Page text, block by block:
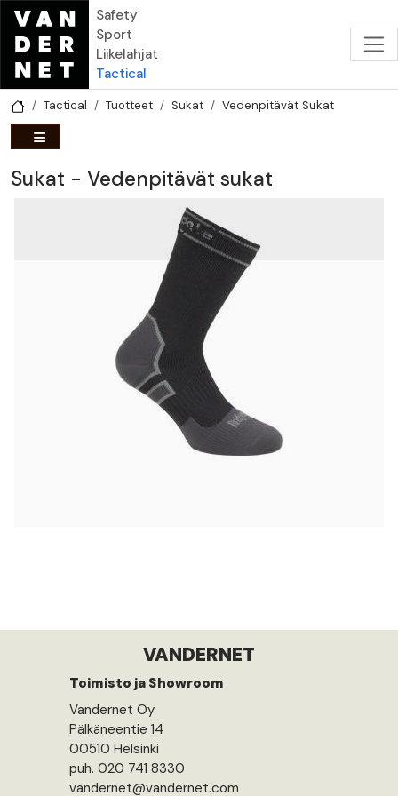
Hyppää pääsisältöön
Safety
Sport
Liikelahjat
Tactical
Tactical Tuotteet Sukat Vedenpitävät Sukat
Sukat - Vedenpitävät sukat
Unisex
VANDERNET
Toimisto ja Showroom
Vandernet Oy
Pälkäneentie 14
00510 Helsinki
puh. 020 741 8330
vandernet@vandernet.com